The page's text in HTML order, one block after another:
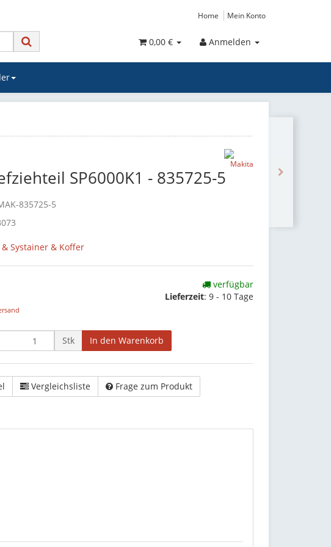
Home Mein Konto
Anmelden
0,00 €
SP6000K1 - 835725-5
835725-5
& Systainer & Koffer
verfügbar
Lieferzeit: 9 - 10 Tage
Stk In den Warenkorb
Vergleichsliste Frage zum Produkt